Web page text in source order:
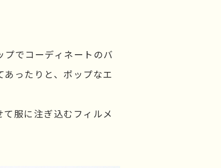
でコーディネートのバ
ったりと、ポップなエ
服に注ぎ込むフィルメ